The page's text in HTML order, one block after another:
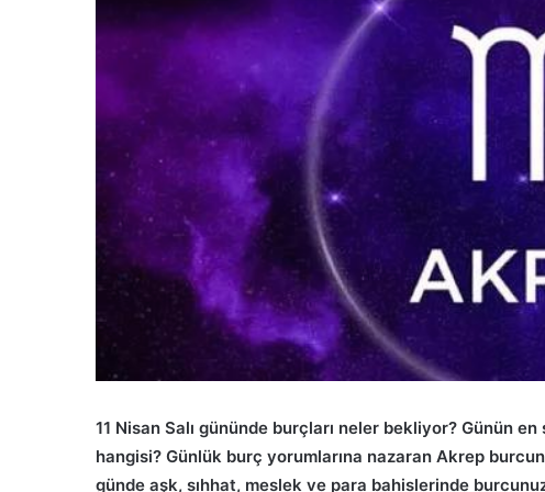
11 Nisan Salı gününde burçları neler bekliyor? Günün
hangisi? Günlük burç yorumlarına nazaran Akrep
günde aşk, sıhhat, meslek ve para bahislerinde